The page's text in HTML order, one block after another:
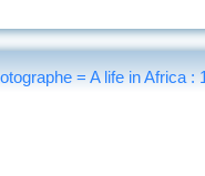
= A life in Africa